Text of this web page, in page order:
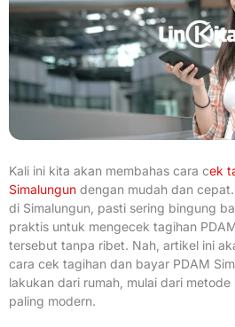
Kali ini kita akan membahas cara cek
Simalungun dengan mudah dan
di Simalungun, pasti sering bingung
praktis untuk mengecek tagihan
tersebut tanpa ribet. Nah, artikel ini
cara cek tagihan dan bayar PDAM
lakukan dari rumah, mulai dari
paling modern.